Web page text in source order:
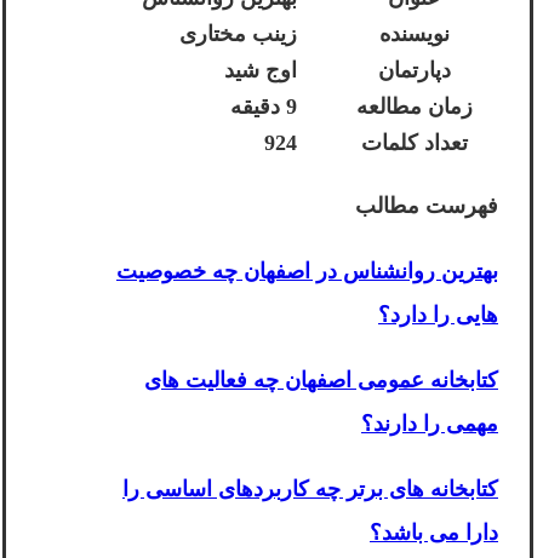
نویسنده
زینب مختاری
دپارتمان
اوج شید
زمان مطالعه
9 دقیقه
تعداد کلمات
924
فهرست مطالب
بهترین روانشناس در اصفهان چه خصوصیت
هایی را دارد؟
کتابخانه عمومی اصفهان چه فعالیت های
مهمی را دارند؟
کتابخانه های برتر چه کاربردهای اساسی را
دارا می باشد؟